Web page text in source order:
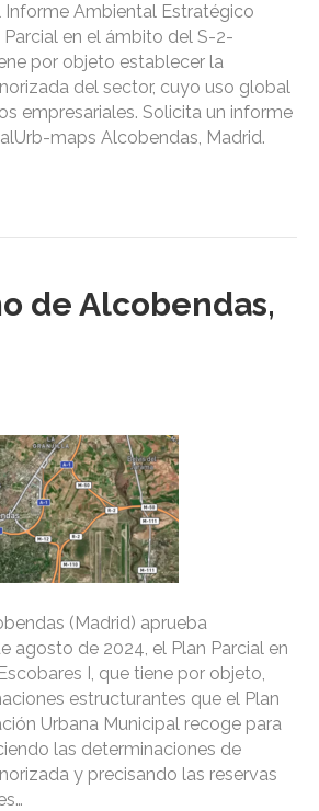
Informe Ambiental Estratégico
en el ámbito del S-2-
por objeto establecer la
del sector, cuyo uso global
empresariales. Solicita un informe
maps Alcobendas, Madrid.
de Alcobendas,
(Madrid) aprueba
agosto de 2024, el Plan Parcial en
I, que tiene por objeto,
estructurantes que el Plan
Urbana Municipal recoge para
las determinaciones de
y precisando las reservas